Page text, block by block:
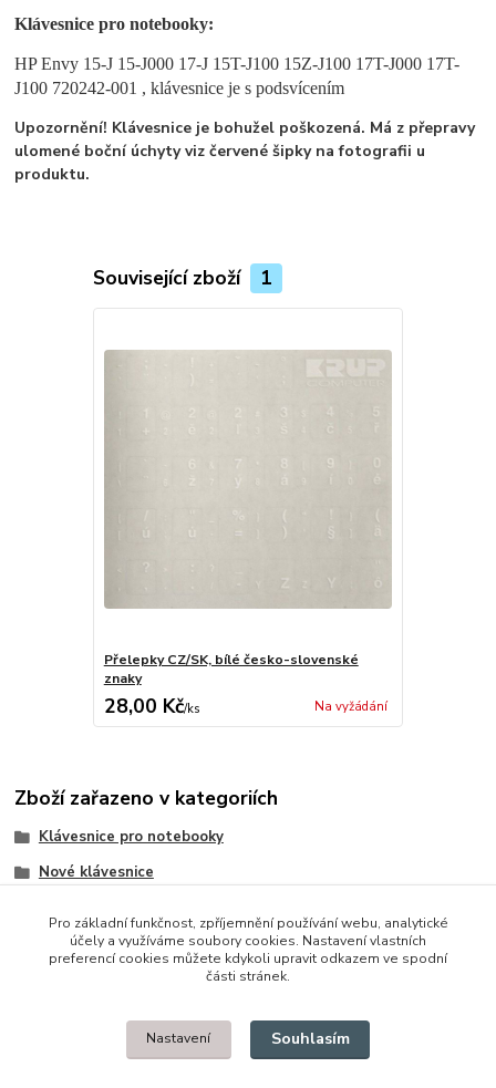
Klávesnice pro notebooky:
HP Envy 15-J 15-J000 17-J 15T-J100 15Z-J100 17T-J000 17T-
J100 720242-001 , klávesnice je s podsvícením
Upozornění! Klávesnice je bohužel poškozená. Má z přepravy
ulomené boční úchyty viz červené šipky na fotografii u
produktu.
Související zboží 1
Přelepky CZ/SK, bílé česko-slovenské
znaky
28,00 Kč/ks Na vyžádání
Zboží zařazeno v kategoriích
Klávesnice pro notebooky
Nové klávesnice
© 2014 - 2025 Díly pro notebooky
Upravit sběr cookies.
Pro základní funkčnost, zpříjemnění používání webu, analytické
účely a využíváme soubory cookies. Nastavení vlastních
preferencí cookies můžete kdykoli upravit odkazem ve spodní
části stránek.
Nastavení Souhlasím